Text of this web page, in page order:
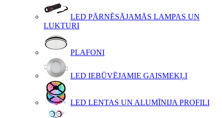
LED PĀRNĒSĀJAMĀS LAMPAS UN
LUKTURI
PLAFONI
LED IEBŪVĒJAMIE GAISMEKĻI
LED LENTAS UN ALUMĪNIJA PROFILI